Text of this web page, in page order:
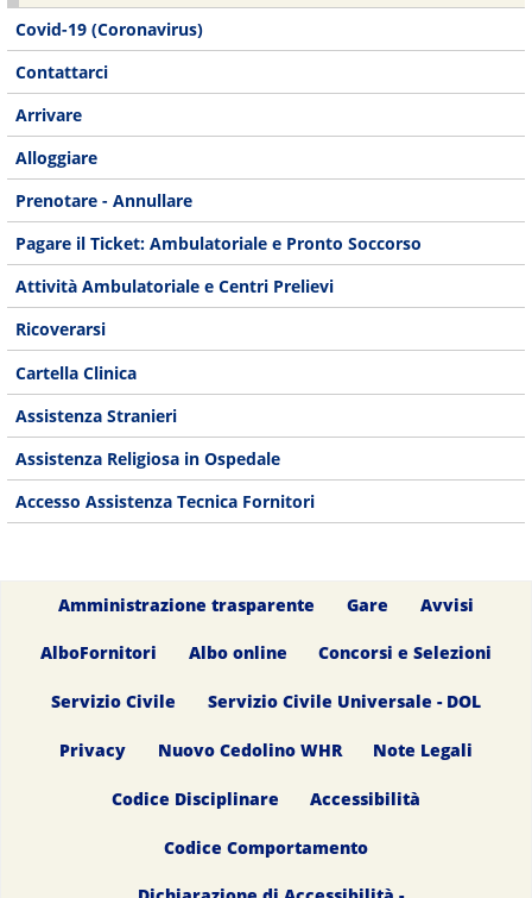
Covid-19 (Coronavirus)
Contattarci
Arrivare
Alloggiare
Prenotare - Annullare
Pagare il Ticket: Ambulatoriale e Pronto Soccorso
Attività Ambulatoriale e Centri Prelievi
Ricoverarsi
Cartella Clinica
Assistenza Stranieri
Assistenza Religiosa in Ospedale
Accesso Assistenza Tecnica Fornitori
Amministrazione trasparente Gare Avvisi
AlboFornitori Albo online Concorsi e Selezioni
Servizio Civile Servizio Civile Universale - DOL
Privacy Nuovo Cedolino WHR Note Legali
Codice Disciplinare Accessibilità
Codice Comportamento